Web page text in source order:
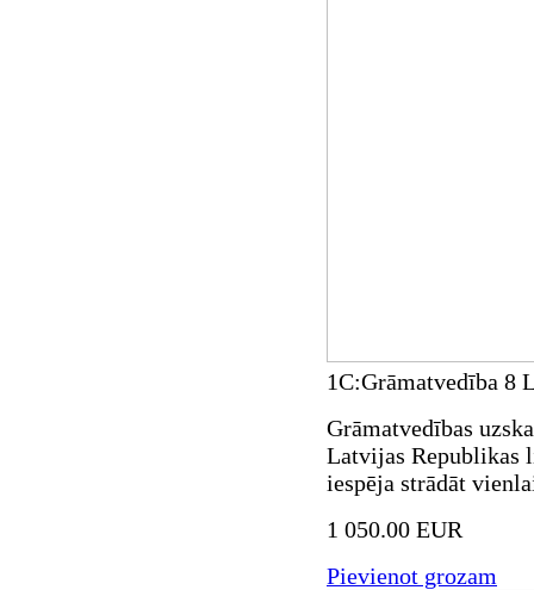
1C:Grāmatvedība 8
Grāmatvedības
Latvijas Republikas
iespēja strādāt
1 050.00 EUR
Pievienot grozam